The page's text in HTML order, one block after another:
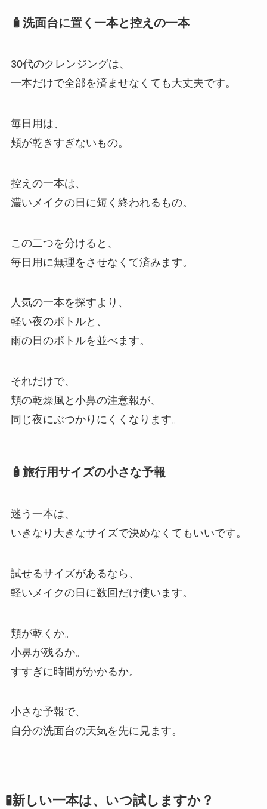
🧴洗面台に置く一本と控えの一本
30代のクレンジングは、
一本だけで全部を済ませなくても大丈夫です。
毎日用は、
頬が乾きすぎないもの。
控えの一本は、
濃いメイクの日に短く終われるもの。
この二つを分けると、
毎日用に無理をさせなくて済みます。
人気の一本を探すより、
軽い夜のボトルと、
雨の日のボトルを並べます。
それだけで、
頬の乾燥風と小鼻の注意報が、
同じ夜にぶつかりにくくなります。
🧴旅行用サイズの小さな予報
迷う一本は、
いきなり大きなサイズで決めなくてもいいです。
試せるサイズがあるなら、
軽いメイクの日に数回だけ使います。
頬が乾くか。
小鼻が残るか。
すすぎに時間がかかるか。
小さな予報で、
自分の洗面台の天気を先に見ます。
🧪新しい一本は、いつ試しますか？